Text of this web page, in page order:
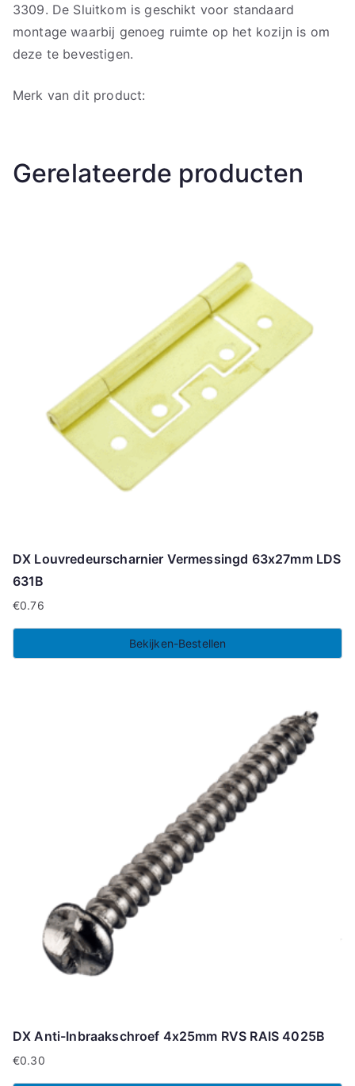
3309. De Sluitkom is geschikt voor standaard
montage waarbij genoeg ruimte op het kozijn is om
deze te bevestigen.
Merk van dit product:
Gerelateerde producten
DX Louvredeurscharnier Vermessingd 63x27mm LDS
631B
€0.76
Bekijken-Bestellen
DX Anti-Inbraakschroef 4x25mm RVS RAIS 4025B
€0.30